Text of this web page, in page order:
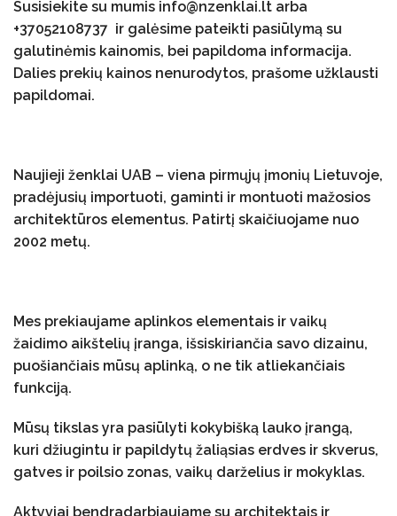
Susisiekite su mumis info@nzenklai.lt arba
+37052108737 ir galėsime pateikti pasiūlymą su
galutinėmis kainomis, bei papildoma informacija.
Dalies prekių kainos nenurodytos, prašome užklausti
papildomai.
Naujieji ženklai UAB – viena pirmųjų įmonių Lietuvoje,
pradėjusių importuoti, gaminti ir montuoti mažosios
architektūros elementus. Patirtį skaičiuojame nuo
2002 metų.
Mes prekiaujame aplinkos elementais ir vaikų
žaidimo aikštelių įranga, išsiskiriančia savo dizainu,
puošiančiais mūsų aplinką, o ne tik atliekančiais
funkciją.
Mūsų tikslas yra pasiūlyti kokybišką lauko įrangą,
kuri džiugintu ir papildytų žaliąsias erdves ir skverus,
gatves ir poilsio zonas, vaikų darželius ir mokyklas.
Aktyviai bendradarbiaujame su architektais ir